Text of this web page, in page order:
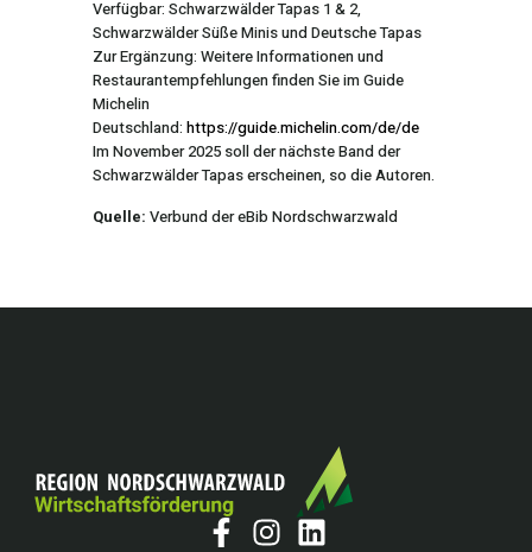
Verfügbar: Schwarzwälder Tapas 1 & 2,
Schwarzwälder Süße Minis und Deutsche Tapas
Zur Ergänzung: Weitere Informationen und
Restaurantempfehlungen finden Sie im Guide
Michelin
Deutschland: https://guide.michelin.com/de/de
Im November 2025 soll der nächste Band der
Schwarzwälder Tapas erscheinen, so die Autoren.
Quelle: Verbund der eBib Nordschwarzwald